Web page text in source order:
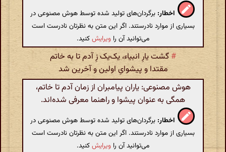
اخطار: برگردان‌های تولید شده توسط هوش مصنوعی در
بسیاری از موارد نادرستند. اگر این متن به نظرتان نادرست است
می‌توانید آن را ویرایشکنید.
# گشت یارِ انبیاء، یک‌یک زِ آدم تا به خاتم
مقتدا و پیشوایِ اولین و آخرین شد
هوش مصنوعی: یاران پیامبران از زمان آدم تا خاتم،
همگی به عنوان پیشوا و راهنما معرفی شده‌اند.
اخطار: برگردان‌های تولید شده توسط هوش مصنوعی در
بسیاری از موارد نادرستند. اگر این متن به نظرتان نادرست است
می‌توانید آن را ویرایشکنید.